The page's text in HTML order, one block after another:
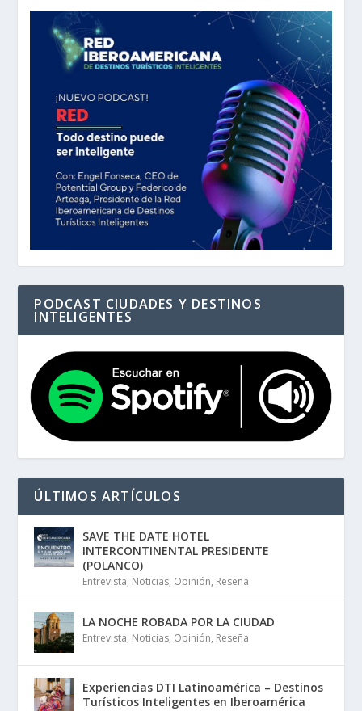
PODCAST CIUDADES Y DESTINOS
INTELIGENTES
ÚLTIMOS ARTÍCULOS
SAVE THE DATE HOTEL
INTERCONTINENTAL PRESIDENTE
(POLANCO)
Entrevista, Noticias, Opinión, Reseña
LA NOCHE ROBADA POR LA CIUDAD
Entrevista, Noticias, Opinión, Reseña
Experiencias DTI Latinoamérica – Destinos
Turísticos Inteligentes en Iberoamérica